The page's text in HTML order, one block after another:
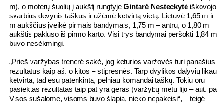
m), o moterų šuolių į aukštį rungtyje Gintarė Nesteckytė iškovojo
svarbius devynis taškus ir užėmė ketvirtą vietą. Lietuvė 1,65 m ir
m aukščius įveikė pirmais bandymais, 1,75 m – antru, o 1,80 m
aukštis pakluso iš pirmo karto. Visi trys bandymai peršokti 1,84 m
buvo nesėkmingi.
„Prieš varžybas trenerė sakė, jog keturios varžovės turi panašius
rezultatus kaip aš, o kitos – stipresnės. Tarp dvylikos dalyvių likau
ketvirta, tad esu patenkinta, pelniau komandai taškų. Tokiu oru
pasiektas rezultatas taip pat yra geras (varžybų metu lijo – aut.
Visos sušalome, visoms buvo šlapia, nieko nepakeisi“, – teigė